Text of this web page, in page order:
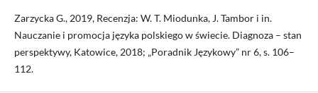
Zarzycka G., 2019, Recenzja: W. T. Miodunka, J. Tambor i in.
Nauczanie i promocja języka polskiego w świecie. Diagnoza – stan
perspektywy, Katowice, 2018; „Poradnik Językowy” nr 6, s. 106–
112.